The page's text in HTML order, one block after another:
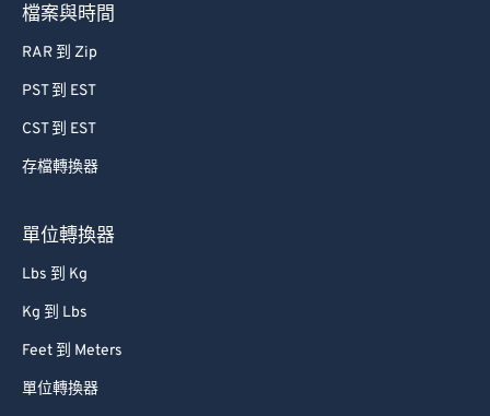
檔案與時間
RAR 到 Zip
PST 到 EST
CST 到 EST
存檔轉換器
單位轉換器
Lbs 到 Kg
Kg 到 Lbs
Feet 到 Meters
單位轉換器